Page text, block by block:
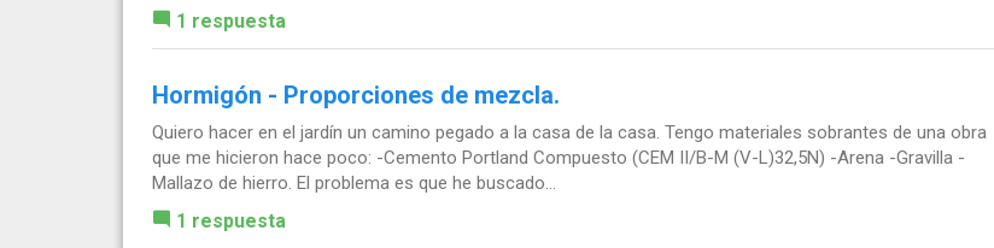
1 respuesta
Hormigón - Proporciones de mezcla.
Quiero hacer en el jardín un camino pegado a la casa de la casa. Tengo materiales sobrantes de una obra
que me hicieron hace poco: -Cemento Portland Compuesto (CEM II/B-M (V-L)32,5N) -Arena -Gravilla -
Mallazo de hierro. El problema es que he buscado...
1 respuesta